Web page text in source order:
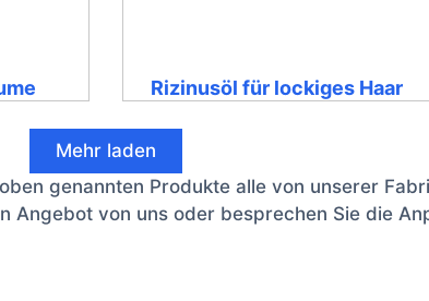
Rizinusöl für lockiges Haar
Mehr laden
genannten Produkte alle von unserer
Angebot von uns oder besprechen Sie die